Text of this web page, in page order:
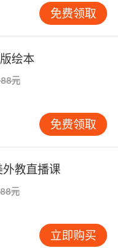
时间久了会让孩子
得非常枯燥，因此
英文的动画、电影
得更加生动有趣，
。
方法你了解了多少
，使用到的教学方
但是有一些效果是
接受能力有很大的
的实际情况，选择
免费领取
绘本
元
免费领取
教直播课
元
立即购买